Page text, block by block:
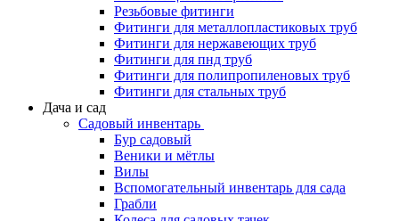
Резьбовые фитинги
Фитинги для металлопластиковых труб
Фитинги для нержавеющих труб
Фитинги для пнд труб
Фитинги для полипропиленовых труб
Фитинги для стальных труб
Дача и сад
Садовый инвентарь
Бур садовый
Веники и мётлы
Вилы
Вспомогательный инвентарь для сада
Грабли